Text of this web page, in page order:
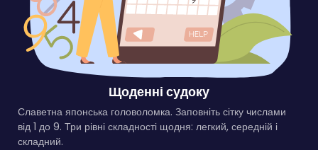
Щоденні судоку
Славетна японська головоломка. Заповніть сітку числами
від 1 до 9. Три рівні складності щодня: легкий, середній і
складний.